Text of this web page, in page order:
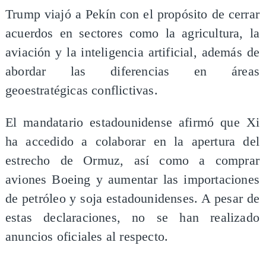
Trump viajó a Pekín con el propósito de cerrar
acuerdos en sectores como la agricultura, la
aviación y la inteligencia artificial, además de
abordar las diferencias en áreas
geoestratégicas conflictivas.
El mandatario estadounidense afirmó que Xi
ha accedido a colaborar en la apertura del
estrecho de Ormuz, así como a comprar
aviones Boeing y aumentar las importaciones
de petróleo y soja estadounidenses. A pesar de
estas declaraciones, no se han realizado
anuncios oficiales al respecto.